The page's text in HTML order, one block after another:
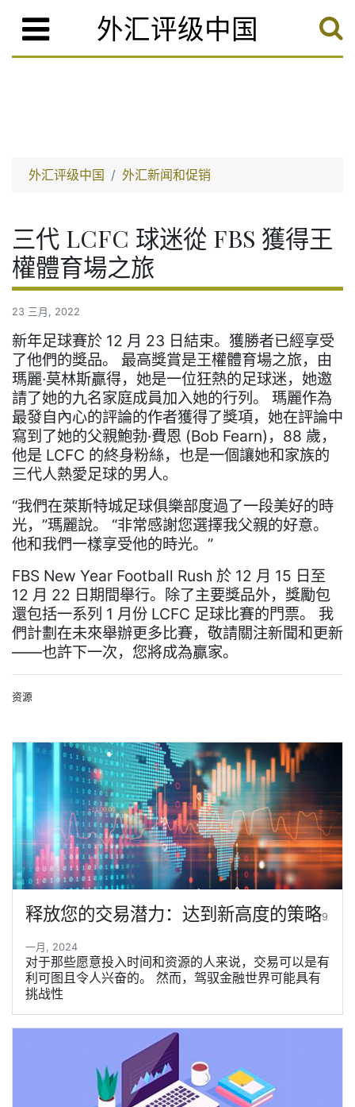
外汇评级中国
外汇评级中国 外汇新闻和促销
三代 LCFC 球迷從 FBS 獲得王
權體育場之旅
23 三月, 2022
新年足球賽於 12 月 23 日結束。獲勝者已經享受
了他們的獎品。 最高獎賞是王權體育場之旅，由
瑪麗·莫林斯贏得，她是一位狂熱的足球迷，她邀
請了她的九名家庭成員加入她的行列。 瑪麗作為
最發自內心的評論的作者獲得了獎項，她在評論中
寫到了她的父親鮑勃·費恩 (Bob Fearn)，88 歲，
他是 LCFC 的終身粉絲，也是一個讓她和家族的
三代人熱愛足球的男人。
“我們在萊斯特城足球俱樂部度過了一段美好的時
光，”瑪麗說。 “非常感謝您選擇我父親的好意。
他和我們一樣享受他的時光。”
FBS New Year Football Rush 於 12 月 15 日至
12 月 22 日期間舉行。除了主要獎品外，獎勵包
還包括一系列 1 月份 LCFC 足球比賽的門票。 我
們計劃在未來舉辦更多比賽，敬請關注新聞和更新
——也許下一次，您將成為贏家。
资源
释放您的交易潜力：达到新高度的策略9
一月, 2024
对于那些愿意投入时间和资源的人来说，交易可以是有
利可图且令人兴奋的。 然而，驾驭金融世界可能具有
挑战性